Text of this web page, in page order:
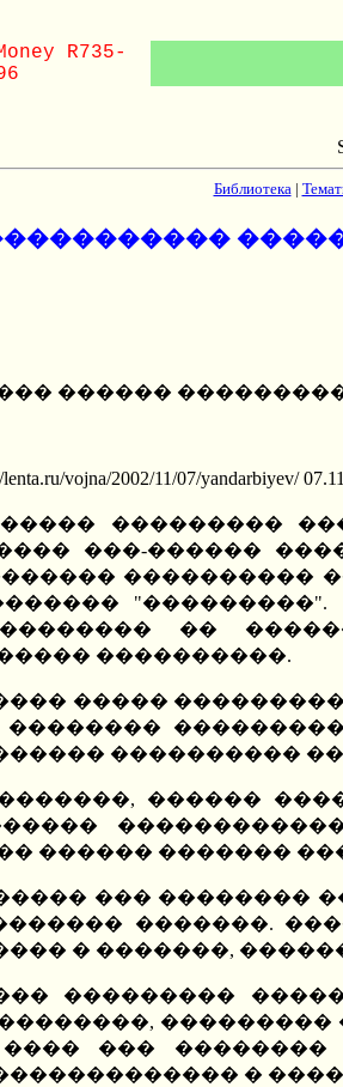
R735-
Библиотека|
������
vojna/2002/11/07/
���������
���-������
����������
��
����������.
�����
����������
������
������ �������
��� ��������
�������.
� �������,
���������
���� ���
�